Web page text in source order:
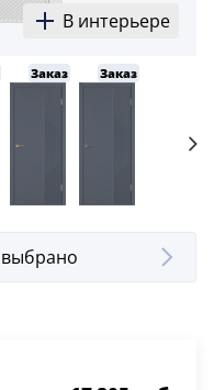
В интерьере
Заказ Заказ